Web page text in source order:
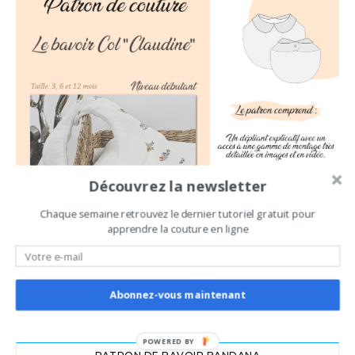
Découvrez la newsletter
Chaque semaine retrouvez le dernier tutoriel gratuit pour
apprendre la couture en ligne
Abonnez-vous maintenant
POWERED